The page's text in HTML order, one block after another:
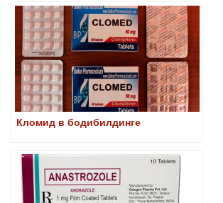
Кломид в бодибилдинге